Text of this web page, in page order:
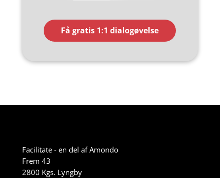
Få gratis 1:1 dialogøvelse
Facilitate - en del af Amondo
Frem 43
2800 Kgs. Lyngby